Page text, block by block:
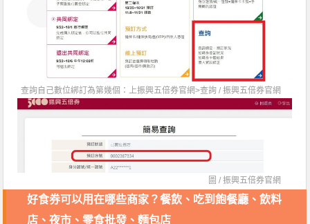
查詢自己數位綁訂為第幾個：上振興五倍券官網>查詢 /振興五倍券官網
圖 /振興五倍券官網
好食券可以用在哪些商家？餐飲、吃到飽餐廳、飲料
店、夜市、零食批發、麵包店